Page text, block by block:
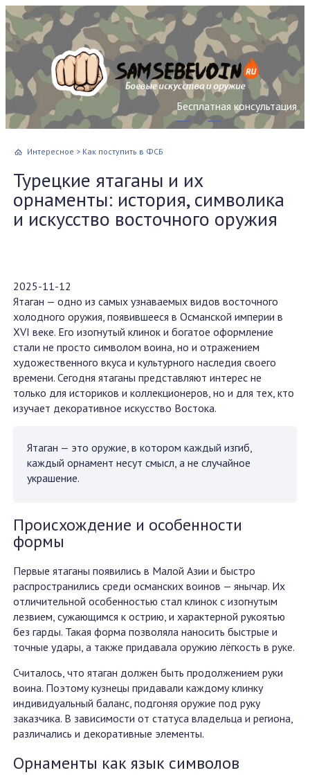
Бесплатная консультация
Интересное > Как поступить в ФСБ
Турецкие ятаганы и их
орнаменты: история, символика
и искусство восточного оружия
2025-11-12
Ятаган — одно из самых узнаваемых видов восточного
холодного оружия, появившееся в Османской империи в
XVI веке. Его изогнутый клинок и богатое оформление
стали не просто символом воина, но и отражением
художественного вкуса и культурного наследия своего
времени. Сегодня ятаганы представляют интерес не
только для историков и коллекционеров, но и для тех, кто
изучает декоративное искусство Востока.
Ятаган — это оружие, в котором каждый изгиб,
каждый орнамент несут смысл, а не случайное
украшение.
Происхождение и особенности
формы
Первые ятаганы появились в Малой Азии и быстро
распространились среди османских воинов — янычар. Их
отличительной особенностью стал клинок с изогнутым
лезвием, сужающимся к острию, и характерной рукоятью
без гарды. Такая форма позволяла наносить быстрые и
точные удары, а также придавала оружию лёгкость в руке.
Считалось, что ятаган должен быть продолжением руки
воина. Поэтому кузнецы придавали каждому клинку
индивидуальный баланс, подгоняя оружие под руку
заказчика. В зависимости от статуса владельца и региона,
различались и декоративные элементы.
Орнаменты как язык символов